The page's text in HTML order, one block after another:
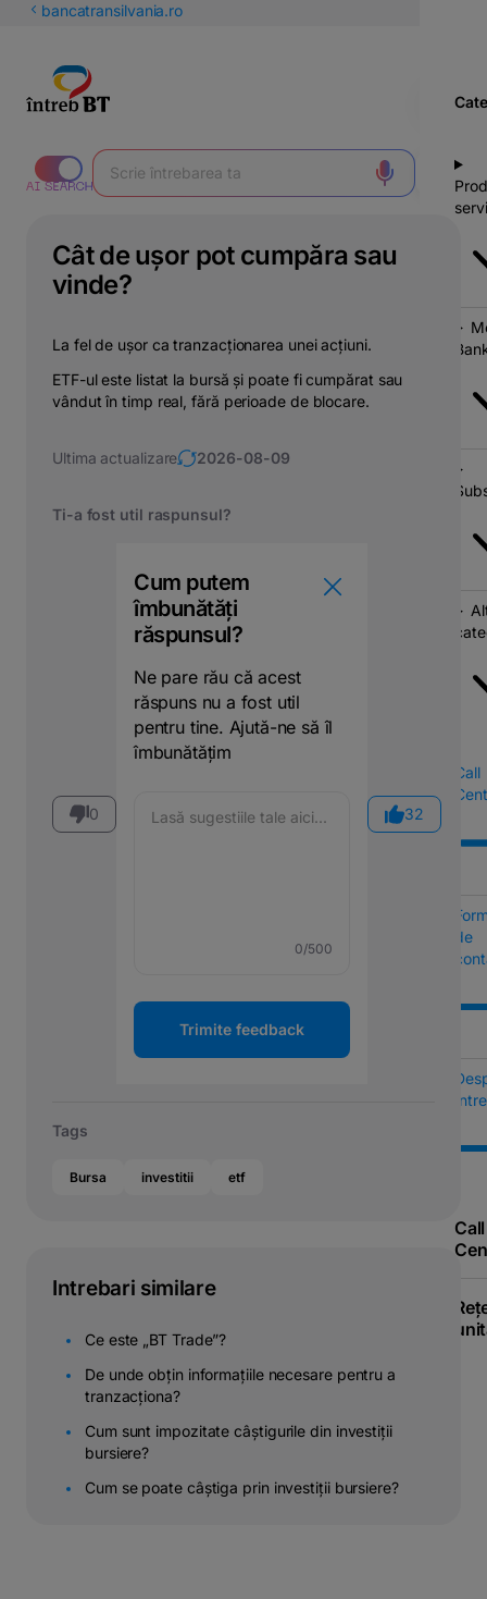
latineștibancatransilvania.ro
Call
de
Call
Cât de ușor pot cumpăra sau
vinde?
La fel de ușor ca tranzacționarea unei acțiuni.
ETF-ul este listat la bursă și poate fi cumpărat sau
vândut în timp real, fără perioade de blocare.
Ultima actualizare 2026-08-09
Ti-a fost util raspunsul?
0
Cum putem
îmbunătăți
răspunsul?
Ne pare rău că acest
răspuns nu a fost util
pentru tine. Ajută-ne să îl
îmbunătățim
0/500
Trimite feedback
32
Tags
Bursa investitii etf
Intrebari similare
Ce este „BT Trade”?
De unde obțin informațiile necesare pentru a
tranzacționa?
Cum sunt impozitate câștigurile din investiții
bursiere?
Cum se poate câștiga prin investiții bursiere?